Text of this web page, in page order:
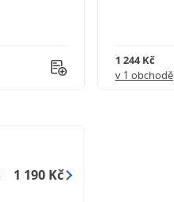
1 244 Kč
v 1 obchodě
1 190 Kč